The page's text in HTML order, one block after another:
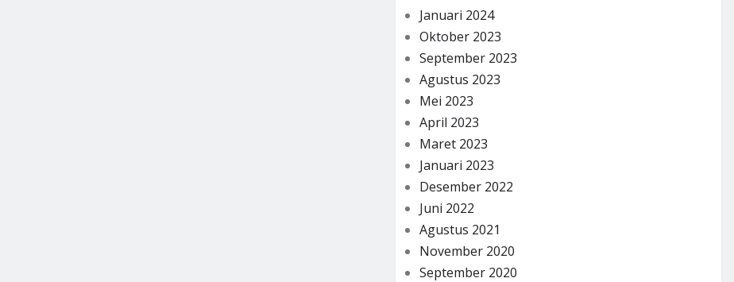
Januari 2024
Oktober 2023
September 2023
Agustus 2023
Mei 2023
April 2023
Maret 2023
Januari 2023
Desember 2022
Juni 2022
Agustus 2021
November 2020
September 2020